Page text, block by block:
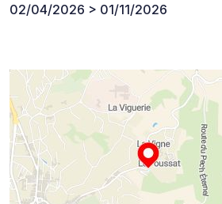
02/04/2026 > 01/11/2026